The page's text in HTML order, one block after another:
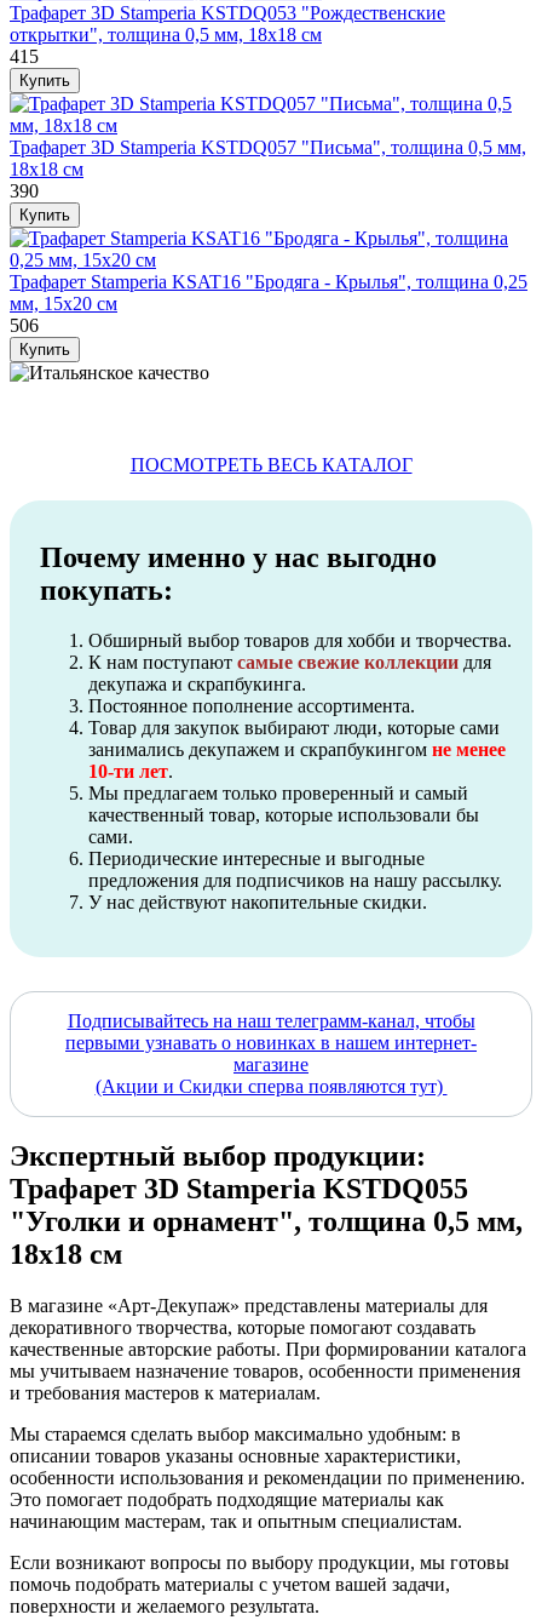
Трафарет 3D Stamperia KSTDQ053 "Рождественские
открытки", толщина 0,5 мм, 18х18 см
415
Трафарет 3D Stamperia KSTDQ057 "Письма", толщина 0,5 мм,
18х18 см
390
Трафарет Stamperia KSAT16 "Бродяга - Крылья", толщина 0,25
мм, 15х20 см
506
ПОСМОТРЕТЬ ВЕСЬ КАТАЛОГ
Почему именно у нас выгодно
покупать:
Обширный выбор товаров для хобби и творчества.
К нам поступают самые свежие коллекции для
декупажа и скрапбукинга.
Постоянное пополнение ассортимента.
Товар для закупок выбирают люди, которые сами
занимались декупажем и скрапбукингом не менее
10-ти лет.
Мы предлагаем только проверенный и самый
качественный товар, которые использовали бы
сами.
Периодические интересные и выгодные
предложения для подписчиков на нашу рассылку.
У нас действуют накопительные скидки.
Подписывайтесь на наш телеграмм-канал, чтобы
первыми узнавать о новинках в нашем интернет-
магазине
(Акции и Скидки сперва появляются тут)
Экспертный выбор продукции:
Трафарет 3D Stamperia KSTDQ055
"Уголки и орнамент", толщина 0,5 мм,
18х18 см
В магазине «Арт-Декупаж» представлены материалы для
декоративного творчества, которые помогают создавать
качественные авторские работы. При формировании каталога
мы учитываем назначение товаров, особенности применения
и требования мастеров к материалам.
Мы стараемся сделать выбор максимально удобным: в
описании товаров указаны основные характеристики,
особенности использования и рекомендации по применению.
Это помогает подобрать подходящие материалы как
начинающим мастерам, так и опытным специалистам.
Если возникают вопросы по выбору продукции, мы готовы
помочь подобрать материалы с учетом вашей задачи,
поверхности и желаемого результата.